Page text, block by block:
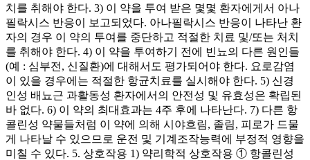
치를 취해야 한다. 3) 이 약을 투여 받은 몇몇 환자에게서 아나
필락시스 반응이 보고되었다. 아나필락시스 반응이 나타난 환
자의 경우 이 약의 투여를 중단하고 적절한 치료 및/또는 처치
를 취해야 한다. 4) 이 약을 투여하기 전에 빈뇨의 다른 원인들
(예 : 심부전, 신질환)에 대해서도 평가되어야 한다. 요로감염
이 있을 경우에는 적절한 항균치료를 실시해야 한다. 5) 신경
인성 배뇨근 과활동성 환자에서의 안전성 및 유효성은 확립된
바 없다. 6) 이 약의 최대효과는 4주 후에 나타난다. 7) 다른 항
콜린성 약물들처럼 이 약에 의해 시야흐림, 졸림, 피로가 드물
게 나타날 수 있으므로 운전 및 기계조작능력에 부정적 영향을
미칠 수 있다. 5. 상호작용 1) 약리학적 상호작용 ① 항콜린성